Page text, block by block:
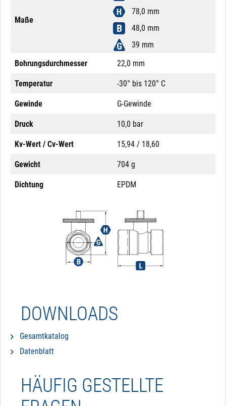
Maße
78,0 mm
48,0 mm
39 mm
Bohrungsdurchmesser
22,0 mm
Temperatur -30° bis 120° C
Gewinde G-Gewinde
Druck 10,0 bar
Kv-Wert / Cv-Wert 15,94 / 18,60
Gewicht 704 g
Dichtung EPDM
DOWNLOADS
Gesamtkatalog
Datenblatt
HÄUFIG GESTELLTE